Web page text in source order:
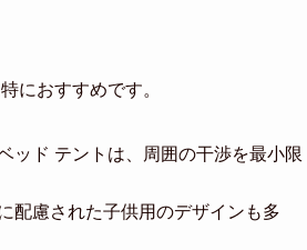
におすすめです。
ッド テントは、周囲の干渉を最小限
配慮された子供用のデザインも多